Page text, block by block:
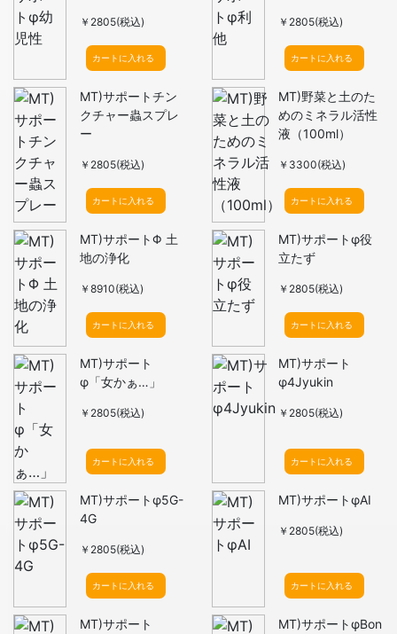
￥2805(税込)
カートに入れる
￥2805(税込)
カートに入れる
MT)サポートチン
クチャー蟲スプレ
ー
￥2805(税込)
カートに入れる
MT)野菜と土のた
めのミネラル活性
液（100ml）
￥3300(税込)
カートに入れる
MT)サポートΦ 土
地の浄化
￥8910(税込)
カートに入れる
MT)サポートφ役
立たず
￥2805(税込)
カートに入れる
MT)サポート
φ「女かぁ…」
￥2805(税込)
カートに入れる
MT)サポート
φ4Jyukin
￥2805(税込)
カートに入れる
MT)サポートφ5G-
4G
￥2805(税込)
カートに入れる
MT)サポートφAI
￥2805(税込)
カートに入れる
MT)サポート
MT)サポートφBon